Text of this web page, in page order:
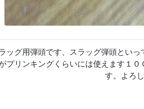
ッグ用弾頭です、スラッグ弾頭とい
プリンキングくらいには使えます１
す。よろ